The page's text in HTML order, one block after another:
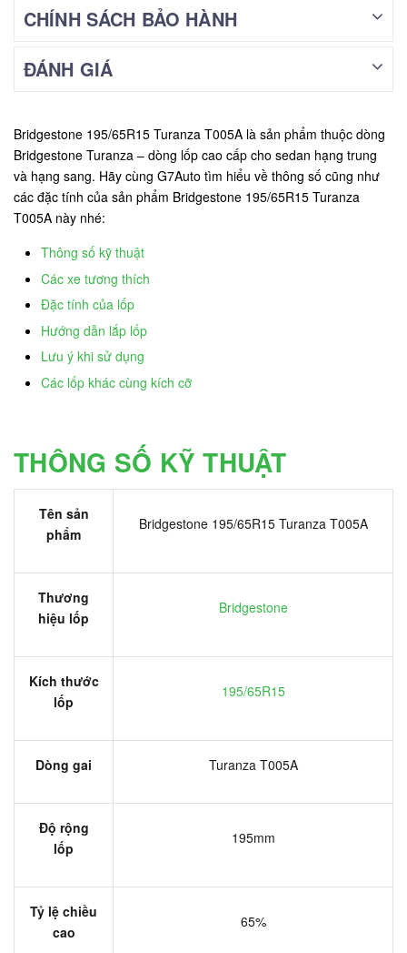
CHÍNH SÁCH BẢO HÀNH
ĐÁNH GIÁ
Bridgestone 195/65R15 Turanza T005A là sản phẩm thuộc dòng
Bridgestone Turanza – dòng lốp cao cấp cho sedan hạng trung
và hạng sang. Hãy cùng G7Auto tìm hiểu về thông số cũng như
các đặc tính của sản phẩm Bridgestone 195/65R15 Turanza
T005A này nhé:
Thông số kỹ thuật
Các xe tương thích
Đặc tính của lốp
Hướng dẫn lắp lốp
Lưu ý khi sử dụng
Các lốp khác cùng kích cỡ
THÔNG SỐ KỸ THUẬT
Tên sản
phẩm
Bridgestone 195/65R15 Turanza T005A
Thương
hiệu lốp
Bridgestone
Kích thước
lốp
195/65R15
Dòng gai Turanza T005A
Độ rộng
lốp
195mm
Tỷ lệ chiều
cao
65%